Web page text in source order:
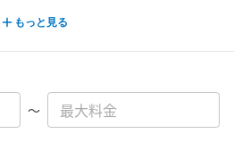
もっと見る
〜